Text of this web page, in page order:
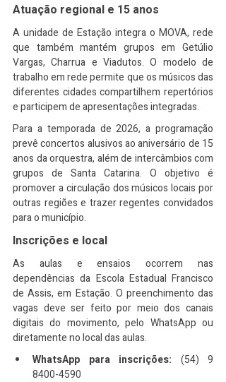
Atuação regional e 15 anos
A unidade de Estação integra o MOVA, rede
que também mantém grupos em Getúlio
Vargas, Charrua e Viadutos. O modelo de
trabalho em rede permite que os músicos das
diferentes cidades compartilhem repertórios
e participem de apresentações integradas.
Para a temporada de 2026, a programação
prevê concertos alusivos ao aniversário de 15
anos da orquestra, além de intercâmbios com
grupos de Santa Catarina. O objetivo é
promover a circulação dos músicos locais por
outras regiões e trazer regentes convidados
para o município.
Inscrições e local
As aulas e ensaios ocorrem nas
dependências da Escola Estadual Francisco
de Assis, em Estação. O preenchimento das
vagas deve ser feito por meio dos canais
digitais do movimento, pelo WhatsApp ou
diretamente no local das aulas.
WhatsApp para inscrições: (54) 9
8400-4590